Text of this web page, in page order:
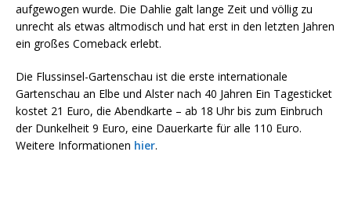
aufgewogen wurde. Die Dahlie galt lange Zeit und völlig zu
unrecht als etwas altmodisch und hat erst in den letzten Jahren
ein großes Comeback erlebt.
Die Flussinsel-Gartenschau ist die erste internationale
Gartenschau an Elbe und Alster nach 40 Jahren Ein Tagesticket
kostet 21 Euro, die Abendkarte – ab 18 Uhr bis zum Einbruch
der Dunkelheit 9 Euro, eine Dauerkarte für alle 110 Euro.
Weitere Informationen hier.